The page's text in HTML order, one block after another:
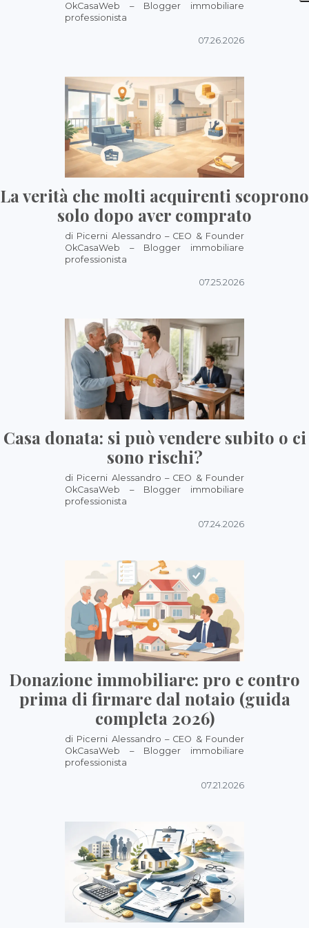
OkCasaWeb – Blogger immobiliare
professionista
07.26.2026
La verità che molti acquirenti scoprono
solo dopo aver comprato
di Picerni Alessandro – CEO & Founder
OkCasaWeb – Blogger immobiliare
professionista
07.25.2026
Casa donata: si può vendere subito o ci
sono rischi?
di Picerni Alessandro – CEO & Founder
OkCasaWeb – Blogger immobiliare
professionista
07.24.2026
Donazione immobiliare: pro e contro
prima di firmare dal notaio (guida
completa 2026)
di Picerni Alessandro – CEO & Founder
OkCasaWeb – Blogger immobiliare
professionista
07.21.2026